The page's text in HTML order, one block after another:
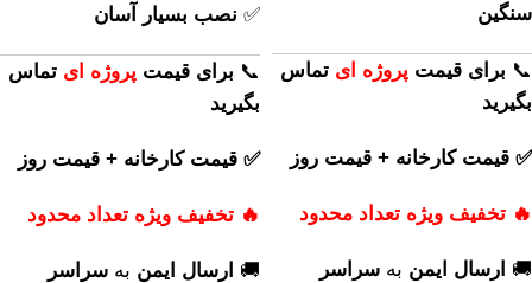
سنگین
📞 برای قیمت پروژه ای تماس
بگیرید
✅ قیمت کارخانه + قیمت روز
🔥 تخفیف ویژه تعداد محدود
🚚 ارسال ایمن به سراسر
✅ نصب بسیار آسان
📞 برای قیمت پروژه ای تماس
بگیرید
✅ قیمت کارخانه + قیمت روز
🔥 تخفیف ویژه تعداد محدود
🚚 ارسال ایمن به سراسر